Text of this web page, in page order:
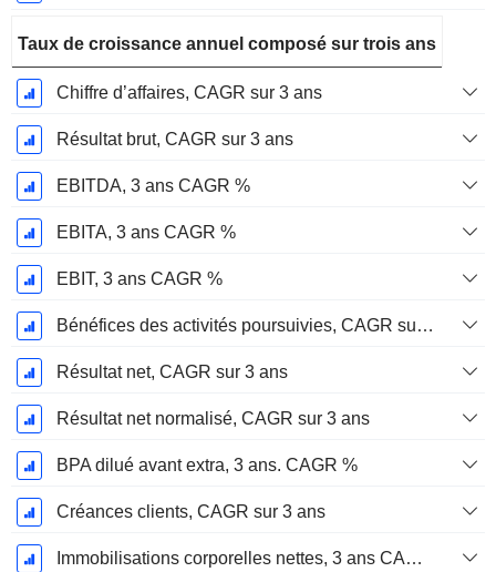
Taux de croissance annuel composé sur trois ans
Chiffre d’affaires, CAGR sur 3 ans
Résultat brut, CAGR sur 3 ans
EBITDA, 3 ans CAGR %
EBITA, 3 ans CAGR %
EBIT, 3 ans CAGR %
Bénéfices des activités poursuivies, CAGR sur 3 ans
Résultat net, CAGR sur 3 ans
Résultat net normalisé, CAGR sur 3 ans
BPA dilué avant extra, 3 ans. CAGR %
Créances clients, CAGR sur 3 ans
Immobilisations corporelles nettes, 3 ans CAGR %